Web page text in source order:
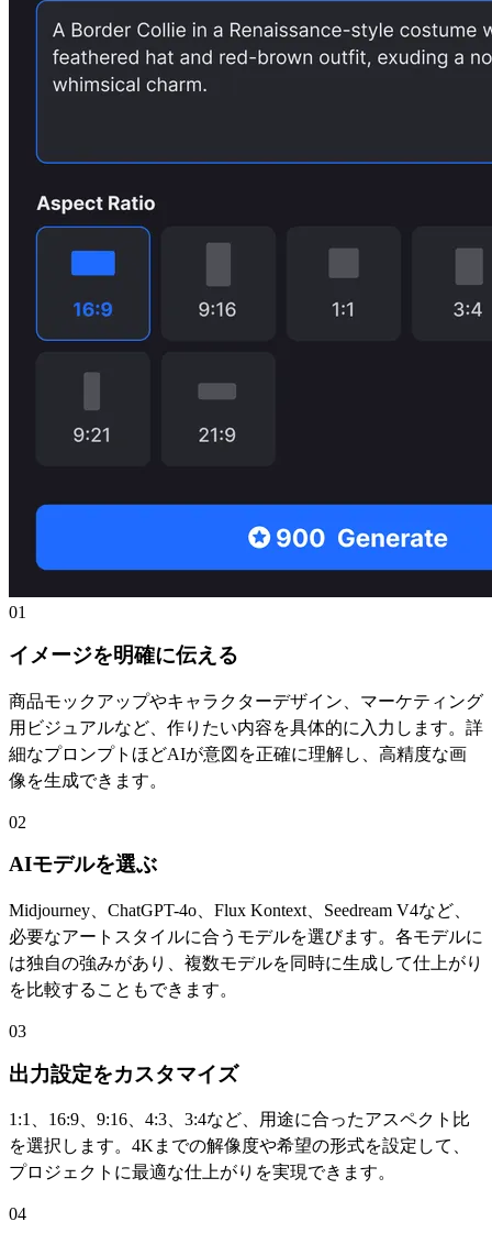
01
イメージを明確に伝える
商品モックアップやキャラクターデザイン、マーケティング
用ビジュアルなど、作りたい内容を具体的に入力します。詳
細なプロンプトほどAIが意図を正確に理解し、高精度な画
像を生成できます。
02
AIモデルを選ぶ
Midjourney、ChatGPT-4o、Flux Kontext、Seedream V4など、
必要なアートスタイルに合うモデルを選びます。各モデルに
は独自の強みがあり、複数モデルを同時に生成して仕上がり
を比較することもできます。
03
出力設定をカスタマイズ
1:1、16:9、9:16、4:3、3:4など、用途に合ったアスペクト比
を選択します。4Kまでの解像度や希望の形式を設定して、
プロジェクトに最適な仕上がりを実現できます。
04